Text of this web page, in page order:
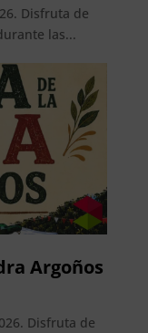
Disfruta de
las...
Argoños
Disfruta de